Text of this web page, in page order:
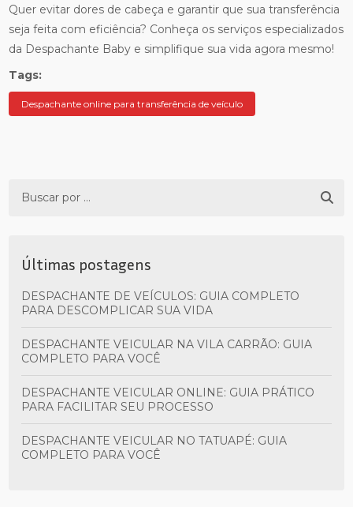
Quer evitar dores de cabeça e garantir que sua transferência
seja feita com eficiência? Conheça os serviços especializados
da Despachante Baby e simplifique sua vida agora mesmo!
Tags:
Despachante online para transferência de veículo
Últimas postagens
DESPACHANTE DE VEÍCULOS: GUIA COMPLETO
PARA DESCOMPLICAR SUA VIDA
DESPACHANTE VEICULAR NA VILA CARRÃO: GUIA
COMPLETO PARA VOCÊ
DESPACHANTE VEICULAR ONLINE: GUIA PRÁTICO
PARA FACILITAR SEU PROCESSO
DESPACHANTE VEICULAR NO TATUAPÉ: GUIA
COMPLETO PARA VOCÊ